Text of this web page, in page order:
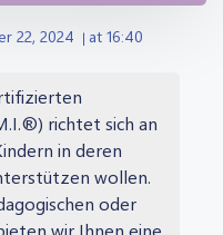
22, 2024 | at 16:40
richtet sich an
in deren
wollen.
oder
wir Ihnen eine